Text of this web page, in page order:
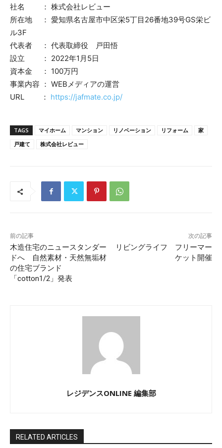
社名 ： 株式会社レビュー
所在地 ： 愛知県名古屋市中区栄5丁目26番地39号GS栄ビ
ル3F
代表者 ： 代表取締役 戸田悟
設立 ： 2022年1月5日
資本金 ： 100万円
事業内容 ： WEBメディアの運営
URL ： https://jafmate.co.jp/
TAGS マイホーム マンション リノベーション リフォーム
家
戸建て
株式会社レビュー
前の記事
木造住宅のニュースタンダー
ドへ 自然素材・天然無垢材
の住宅ブランド
「cotton1/2」発表
次の記事
リビングライフ フリーマー
ケット開催
レジデンスONLINE 編集部
RELATED ARTICLES